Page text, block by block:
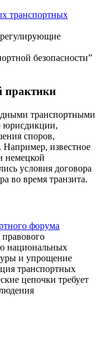
транспортных
безопасности”
практики
транспортными
юрисдикции,
споров,
Например, известное
немецкой
условия договора
во время транзита.
форума
национальных
и упрощение
транспортных
цепочки требует